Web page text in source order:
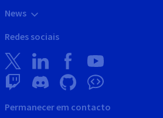
News
Redes sociais
Permanecer em contacto